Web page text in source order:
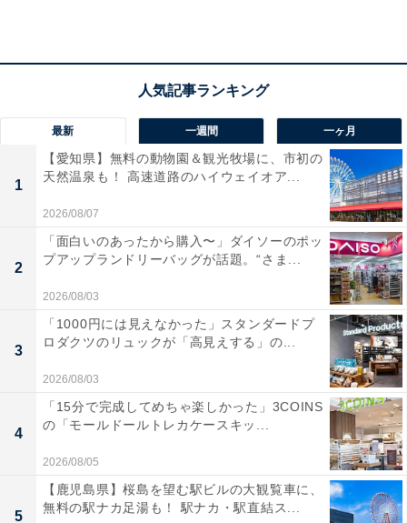
（33.7％）」を合わせて80.8％に達しました。実に10人
中8人の高校生が、日常的になんらかの行き渋りを感じ
ていることになります。
月曜日と長期休み明けに行き渋りが集中
最新 一週間 一ヶ月
1
【愛知県】無料の動物園＆観光牧場に、市初の
天然温泉も！ 高速道路のハイウェイオア...
2026/08/07
2
「面白いのあったから購入〜」ダイソーのポッ
プアップランドリーバッグが話題。“さま...
2026/08/03
3
「1000円には見えなかった」スタンダードプ
ロダクツのリュックが「高見えする」の...
2026/08/03
4
「15分で完成してめちゃ楽しかった」3COINS
の「モールドールトレカケースキッ...
2026/08/05
5
【鹿児島県】桜島を望む駅ビルの大観覧車に、
無料の駅ナカ足湯も！ 駅ナカ・駅直結ス...